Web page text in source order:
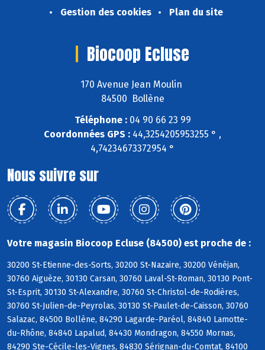
Gestion des cookies
Plan du site
Biocoop Ecluse
170 Avenue Jean Moulin
84500 Bollène
Téléphone :04 90 66 23 99
Coordonnées GPS : 44,3254205953255 ° ,
4,74234673372954 °
Nous suivre sur
Votre magasin Biocoop Ecluse (84500) est proche de :
30200 St-Etienne-des-Sorts, 30200 St-Nazaire, 30200 Vénéjan,
30760 Aiguèze, 30130 Carsan, 30760 Laval-St-Roman, 30130 Pont-
St-Esprit, 30130 St-Alexandre, 30760 St-Christol-de-Rodières,
30760 St-Julien-de-Peyrolas, 30130 St-Paulet-de-Caisson, 30760
Salazac, 84500 Bollène, 84290 Lagarde-Paréol, 84840 Lamotte-
du-Rhône, 84840 Lapalud, 84430 Mondragon, 84550 Mornas,
84290 Ste-Cécile-les-Vignes, 84830 Sérignan-du-Comtat, 84100